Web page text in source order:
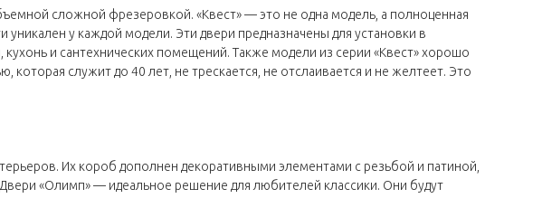
сложной фрезеровкой. «Квест» — это не одна модель, а полноценная
у каждой модели. Эти двери предназначены для установки в
и сантехнических помещений. Также модели из серии «Квест» хорошо
служит до 40 лет, не трескается, не отслаивается и не желтеет. Это
Их короб дополнен декоративными элементами с резьбой и патиной,
«Олимп» — идеальное решение для любителей классики. Они будут